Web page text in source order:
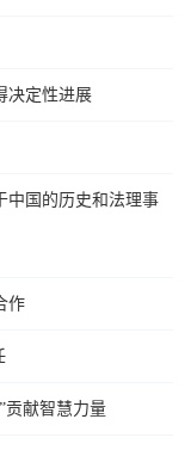
决定性进展
中国的历史和法理事
作
贡献智慧力量